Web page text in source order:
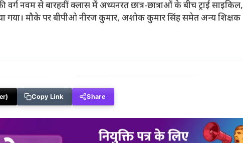
नवम से बारहवीं क्लास में अध्यनरत छात्र-छात्राओं के बीच ट्राई साइकिल,
गया। मौके पर बीपीओ नीरज कुमार, अशोक कुमार सिंह समेत अन्य शिक्षक
Copy Link Share